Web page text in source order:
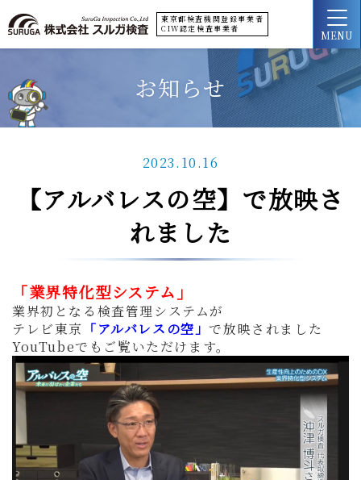
東京都検査機関登録事業者
CIW認定検査事業者
MENU
お知らせ
2023.10.16
【アルバレスの空】で放映さ
れました
「業界特化型システム」
業界初となる検査管理システムが
テレビ東京 「アルバレスの空」で放映されました
YouTubeでもご覧いただけます。